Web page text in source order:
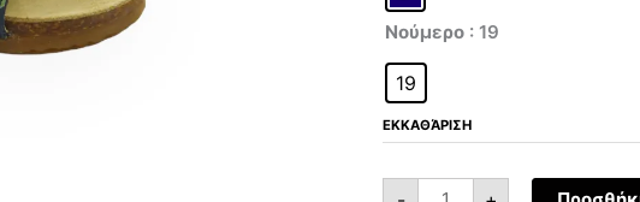
Νούμερο : 19
19
ΕΚΚΑΘΆΡΙΣΗ